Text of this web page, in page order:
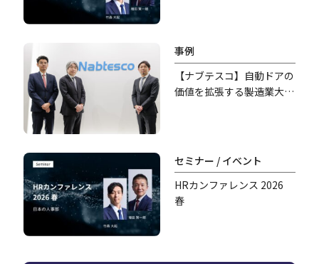
事例
【ナブテスコ】自動ドアの
価値を拡張する――製造業大手
セミナー / イベント
HRカンファレンス 2026
春